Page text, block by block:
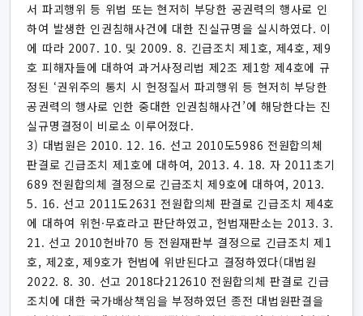
서 파괴행위 등 위법 또는 현저히 부당한 공권력의 행사로 인
하여 발생한 인권침해사건에 대한 진실규명을 실시하였다. 이
에 따라 2007. 10. 및 2009. 8. 긴급조치 제1호, 제4호, 제9
호 피해자들에 대하여 과거사정리법 제2조 제1항 제4호에 규
정된 ‘권위주의 통치 시 헌정질서 파괴행위 등 현저히 부당한
공권력의 행사로 인한 중대한 인권침해사건’에 해당한다는 진
실규명결정이 비로소 이루어졌다.
3) 대법원은 2010. 12. 16. 선고 2010도5986 전원합의체
판결로 긴급조치 제1호에 대하여, 2013. 4. 18. 자 2011초기
689 전원합의체 결정으로 긴급조치 제9호에 대하여, 2013.
5. 16. 선고 2011도2631 전원합의체 판결로 긴급조치 제4호
에 대하여 위헌·무효라고 판단하였고, 헌법재판소는 2013. 3.
21. 선고 2010헌바70 등 전원재판부 결정으로 긴급조치 제1
호, 제2호, 제9호가 헌법에 위반된다고 결정하였다(대법원
2022. 8. 30. 선고 2018다212610 전원합의체 판결로 긴급
조치에 대한 국가배상책임을 부정하였던 종전 대법원판결을